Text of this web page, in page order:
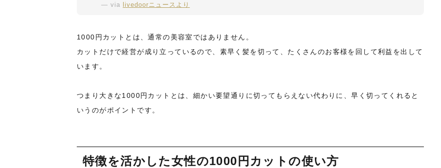
via livedoorニュースより
1000円カットとは、通常の美容室ではありません。
カットだけで経営が成り立っているので、素早く髪を切って、たくさんのお客様を回して利益を出して
います。
つまり大きな1000円カットとは、細かい要望通りに切ってもらえない代わりに、早く切ってくれると
いうのがポイントです。
特徴を活かした女性の1000円カットの使い方